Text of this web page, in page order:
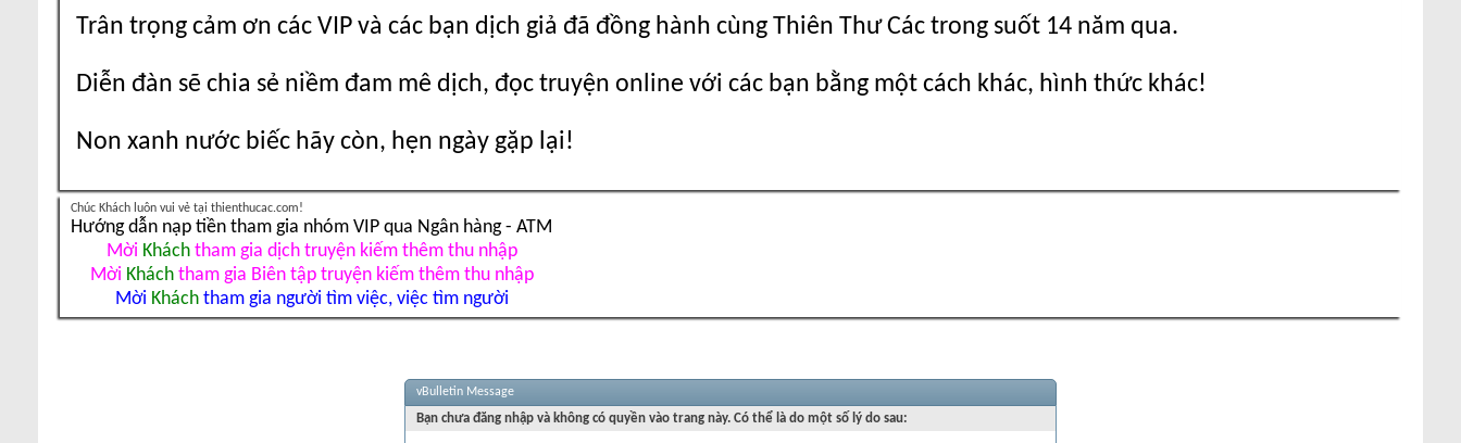
Trân trọng cảm ơn các VIP và các bạn dịch giả đã đồng hành cùng Thiên Thư Các trong suốt 14 năm qua.
Diễn đàn sẽ chia sẻ niềm đam mê dịch, đọc truyện online với các bạn bằng một cách khác, hình thức khác!
Non xanh nước biếc hãy còn, hẹn ngày gặp lại!
Chúc Khách luôn vui vẻ tại thienthucac.com!
Hướng dẫn nạp tiền tham gia nhóm VIP qua Ngân hàng - ATM
Mời Kháchtham gia dịch truyện kiếm thêm thu nhập
Mời Kháchtham gia Biên tập truyện kiếm thêm thu nhập
Mời Kháchtham gia người tìm việc, việc tìm người
vBulletin Message
Bạn chưa đăng nhập và không có quyền vào trang này. Có thể là do một số lý do sau: